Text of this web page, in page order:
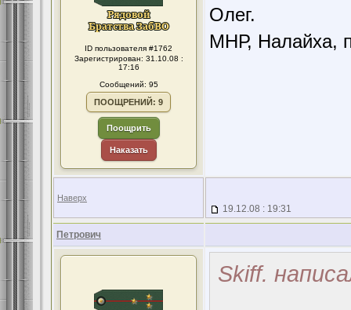
ID пользователя #1762
Зарегистрирован: 31.10.08 :
17:16
Сообщений: 95
ПООЩРЕНИЙ: 9
Поощрить
Наказать
Олег.
МНР, Налайха,
Наверх
19.12.08 : 19:31
Петрович
Skiff.